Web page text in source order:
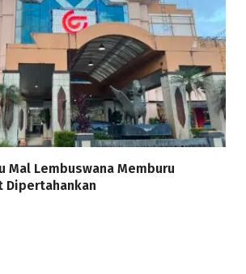
Mal Lembuswana Memburu
Dipertahankan